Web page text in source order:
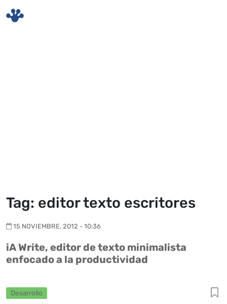
Tag: editor texto escritores
15 NOVIEMBRE, 2012 - 10:36
iA Write, editor de texto minimalista
enfocado a la productividad
Desarrollo